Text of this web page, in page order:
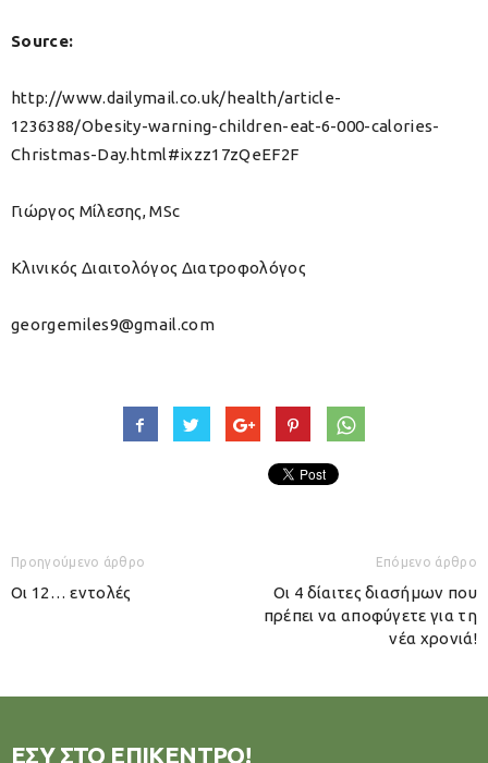
Source:
http://www.dailymail.co.uk/health/article-
1236388/Obesity-warning-children-eat-6-000-calories-
Christmas-Day.html#ixzz17zQeEF2F
Γιώργος Μίλεσης, MSc
Κλινικός Διαιτολόγος Διατροφολόγος
georgemiles9@gmail.com
Προηγούμενο άρθρο
Οι 12… εντολές
Επόμενο άρθρο
Οι 4 δίαιτες διασήμων που
πρέπει να αποφύγετε για τη
νέα χρονιά!
ΕΣΥ ΣΤΟ ΕΠΙΚΕΝΤΡΟ!